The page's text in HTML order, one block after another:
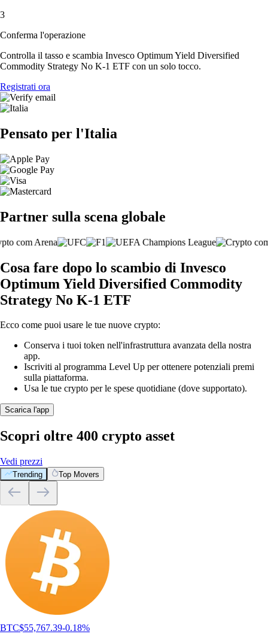
3
Conferma l'operazione
Controlla il tasso e scambia Invesco Optimum Yield Diversified
Commodity Strategy No K-1 ETF con un solo tocco.
Registrati ora
Pensato per l'Italia
Partner sulla scena globale
Cosa fare dopo lo scambio di Invesco
Optimum Yield Diversified Commodity
Strategy No K-1 ETF
Ecco come puoi usare le tue nuove crypto:
Conserva i tuoi token nell'infrastruttura avanzata della nostra
app.
Iscriviti al programma Level Up per ottenere potenziali premi
sulla piattaforma.
Usa le tue crypto per le spese quotidiane (dove supportato).
Scarica l'app
Scopri oltre 400 crypto asset
Vedi prezzi
Trending Top Movers
Cosa dicono i nostri clienti
4.7
320k Reviews
4.5